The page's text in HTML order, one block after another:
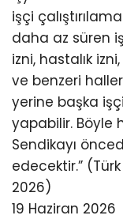
işçi
daha az süren
izni, hastalık
ve benzeri
yerine başka
yapabilir. Böyle
Sendikayı
edecektir.”
2026)
19 Haziran 2026